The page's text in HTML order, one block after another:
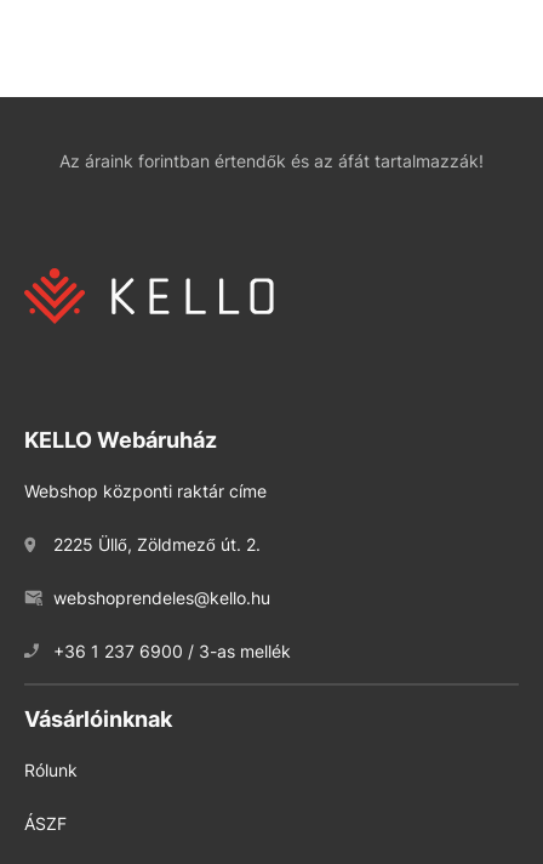
Az áraink forintban értendők és az áfát tartalmazzák!
KELLO Webáruház
Webshop központi raktár címe
2225 Üllő, Zöldmező út. 2.
webshoprendeles@kello.hu
+36 1 237 6900 / 3-as mellék
Vásárlóinknak
Rólunk
ÁSZF